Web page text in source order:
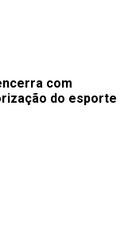
com
do esporte